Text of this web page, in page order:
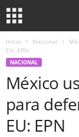
Inicio Nacional
EU: EPN
NACIONAL
México
para
EU: EPN